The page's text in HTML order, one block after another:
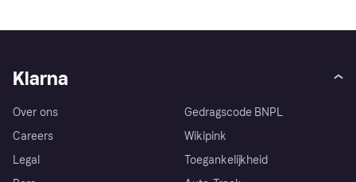
Klarna
Over ons
Careers
Legal
Gedragscode BNPL
Wikipink
Toegankelijkheid